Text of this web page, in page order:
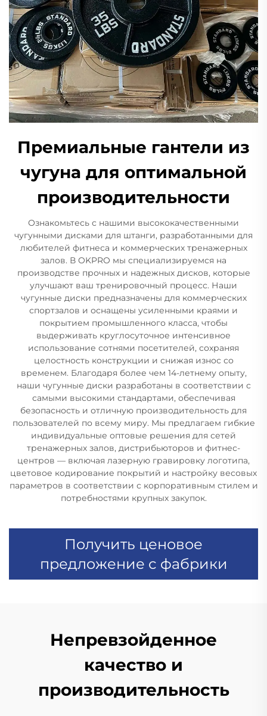
Премиальные гантели из
чугуна для оптимальной
производительности
Ознакомьтесь с нашими высококачественными
чугунными дисками для штанги, разработанными для
любителей фитнеса и коммерческих тренажерных
залов. В OKPRO мы специализируемся на
производстве прочных и надежных дисков, которые
улучшают ваш тренировочный процесс. Наши
чугунные диски предназначены для коммерческих
спортзалов и оснащены усиленными краями и
покрытием промышленного класса, чтобы
выдерживать круглосуточное интенсивное
использование сотнями посетителей, сохраняя
целостность конструкции и снижая износ со
временем. Благодаря более чем 14-летнему опыту,
наши чугунные диски разработаны в соответствии с
самыми высокими стандартами, обеспечивая
безопасность и отличную производительность для
пользователей по всему миру. Мы предлагаем гибкие
индивидуальные оптовые решения для сетей
тренажерных залов, дистрибьюторов и фитнес-
центров — включая лазерную гравировку логотипа,
цветовое кодирование покрытий и настройку весовых
параметров в соответствии с корпоративным стилем и
потребностями крупных закупок.
Получить ценовое
предложение с фабрики
Непревзойденное
качество и
производительность